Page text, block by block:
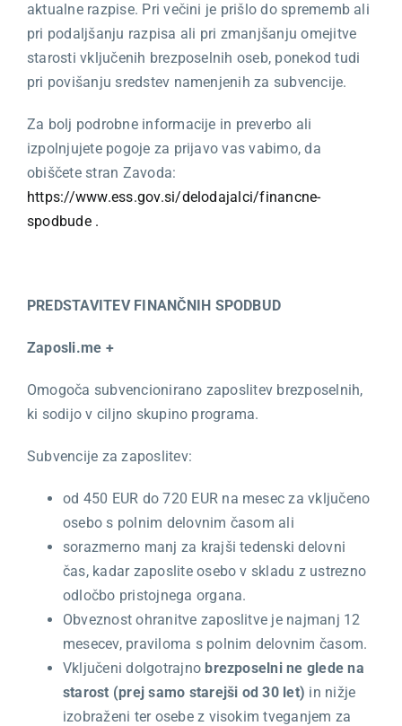
aktualne razpise. Pri večini je prišlo do sprememb ali
pri podaljšanju razpisa ali pri zmanjšanju omejitve
starosti vključenih brezposelnih oseb, ponekod tudi
pri povišanju sredstev namenjenih za subvencije.
Za bolj podrobne informacije in preverbo ali
izpolnjujete pogoje za prijavo vas vabimo, da
obiščete stran Zavoda:
https://www.ess.gov.si/delodajalci/financne-
spodbude .
PREDSTAVITEV FINANČNIH SPODBUD
Zaposli.me +
Omogoča subvencionirano zaposlitev brezposelnih,
ki sodijo v ciljno skupino programa.
Subvencije za zaposlitev:
od 450 EUR do 720 EUR na mesec za vključeno
osebo s polnim delovnim časom ali
sorazmerno manj za krajši tedenski delovni
čas, kadar zaposlite osebo v skladu z ustrezno
odločbo pristojnega organa.
Obveznost ohranitve zaposlitve je najmanj 12
mesecev, praviloma s polnim delovnim časom.
Vključeni dolgotrajno brezposelni ne glede na
starost (prej samo starejši od 30 let) in nižje
izobraženi ter osebe z visokim tveganjem za